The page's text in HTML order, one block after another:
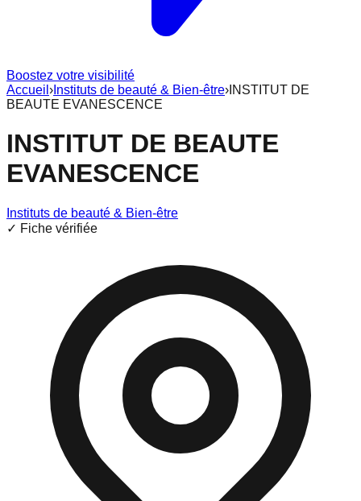
Boostez votre visibilité
Accueil › Instituts de beauté & Bien-être› INSTITUT DE
BEAUTE EVANESCENCE
INSTITUT DE BEAUTE
EVANESCENCE
Instituts de beauté & Bien-être
✓ Fiche vérifiée